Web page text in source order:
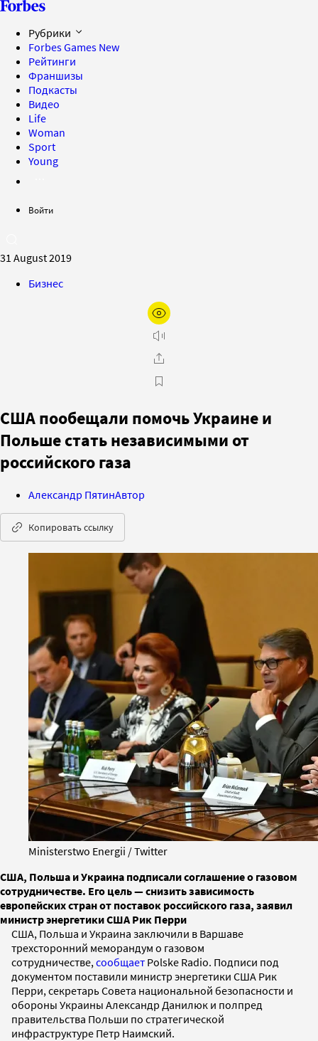
Рубрики
Forbes Games New
Рейтинги
Франшизы
Подкасты
Видео
Life
Woman
Sport
Young
Войти
31 August 2019
Бизнес
США пообещали помочь Украине и
Польше стать независимыми от
российского газа
Александр ПятинАвтор
Копировать ссылку
Ministerstwo Energii / Twitter
США, Польша и Украина подписали соглашение о газовом
сотрудничестве. Его цель — снизить зависимость
европейских стран от поставок российского газа, заявил
министр энергетики США Рик Перри
США, Польша и Украина заключили в Варшаве
трехсторонний меморандум о газовом
сотрудничестве, сообщает Polske Radio. Подписи под
документом поставили министр энергетики США Рик
Перри, секретарь Совета национальной безопасности и
обороны Украины Александр Данилюк и полпред
правительства Польши по стратегической
инфраструктуре Петр Наимский.